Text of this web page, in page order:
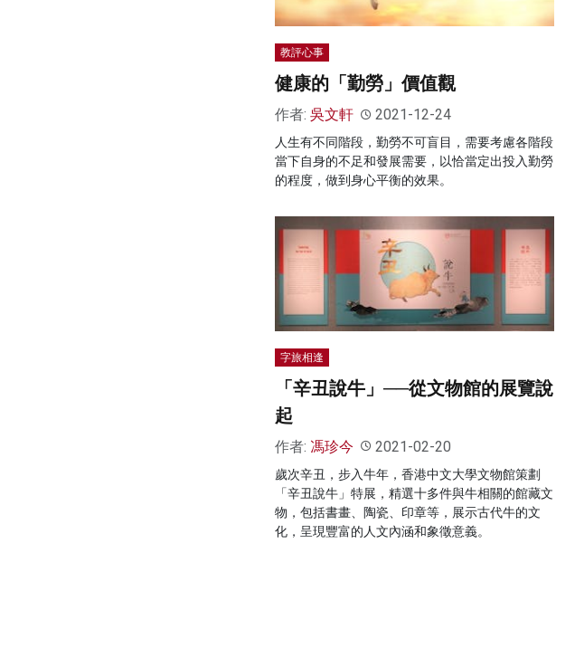
教評心事
健康的「勤勞」價值觀
作者: 吳文軒 2021-12-24
人生有不同階段，勤勞不可盲目，需要考慮各階段
當下自身的不足和發展需要，以恰當定出投入勤勞
的程度，做到身心平衡的效果。
字旅相逢
「辛丑說牛」──從文物館的展覽說
起
作者: 馮珍今 2021-02-20
歲次辛丑，步入牛年，香港中文大學文物館策劃
「辛丑說牛」特展，精選十多件與牛相關的館藏文
物，包括書畫、陶瓷、印章等，展示古代牛的文
化，呈現豐富的人文內涵和象徵意義。